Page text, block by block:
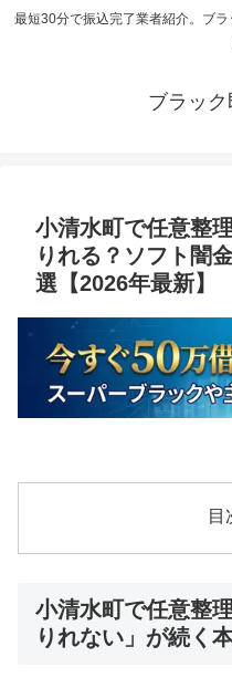
最短30分で振込完了業者紹介。ブ
ブラッ
小清水町で任意整
りれる？ソフト闇
選【2026年最新】
目
小清水町で任意整
りれない」が続く